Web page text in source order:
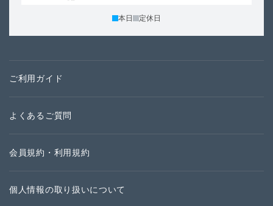
本日 定休日
ご利用ガイド
よくあるご質問
会員規約・利用規約
個人情報の取り扱いについて